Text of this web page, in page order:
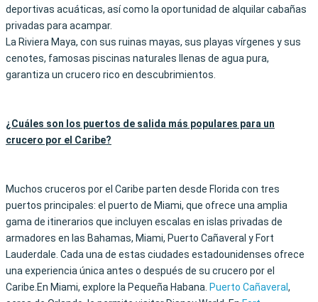
deportivas acuáticas, así como la oportunidad de alquilar cabañas
privadas para acampar.
La Riviera Maya, con sus ruinas mayas, sus playas vírgenes y sus
cenotes, famosas piscinas naturales llenas de agua pura,
garantiza un crucero rico en descubrimientos.
¿Cuáles son los puertos de salida más populares para un
crucero por el Caribe?
Muchos cruceros por el Caribe parten desde Florida con tres
puertos principales: el puerto de Miami, que ofrece una amplia
gama de itinerarios que incluyen escalas en islas privadas de
armadores en las Bahamas, Miami, Puerto Cañaveral y Fort
Lauderdale. Cada una de estas ciudades estadounidenses ofrece
una experiencia única antes o después de su crucero por el
Caribe.En Miami, explore la Pequeña Habana. Puerto Cañaveral,